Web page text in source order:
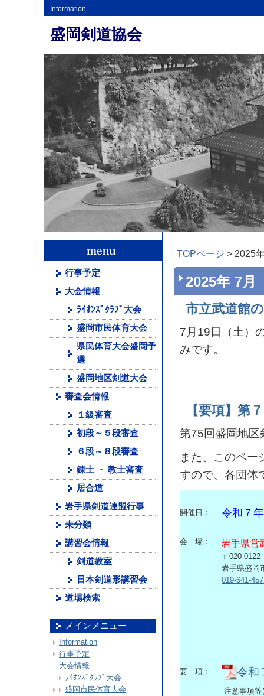
Information
盛岡剣道協会
TOPページ > 2025
2025年 7月
市立武道館
7月19日（土）
みです。
【要項】第
第75回盛岡地区
また、このペー
すので、各団体
開催日： 令和７
会 場： 岩手県
〒020-0122
岩手県盛岡
019-641-
要 項： 令和
注意事項
行事予定
大会情報
ﾗｲｵﾝｽﾞｸﾗﾌﾞ大会
盛岡市民体育大会
県民体育大会盛岡予
選
盛岡地区剣道大会
審査会情報
１級審査
初段～５段審査
６段～８段審査
錬士 ・ 教士審査
居合道
岩手県剣道連盟行事
未分類
講習会情報
剣道教室
日本剣道形講習会
道場検索
メインメニュー
Information
行事予定
大会情報
ﾗｲｵﾝｽﾞｸﾗﾌﾞ大会
盛岡市民体育大会